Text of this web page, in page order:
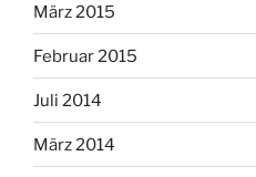
März 2015
Februar 2015
Juli 2014
März 2014